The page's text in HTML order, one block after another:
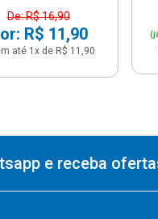
De: R$ 16,90
R$ 11,90
até 1x de R$ 11,90
e receba